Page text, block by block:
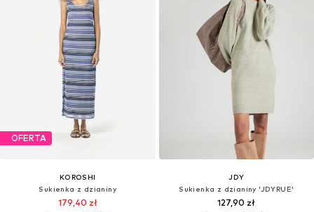
OFERTA
KOROSHI
Sukienka z dzianiny
179,40 zł
JDY
Sukienka z dzianiny 'JDYRUE'
127,90 zł